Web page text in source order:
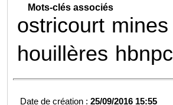
Mots-clés associés
ostricourt mines
houillères hbnpc
Date de création :25/09/2016 15:55